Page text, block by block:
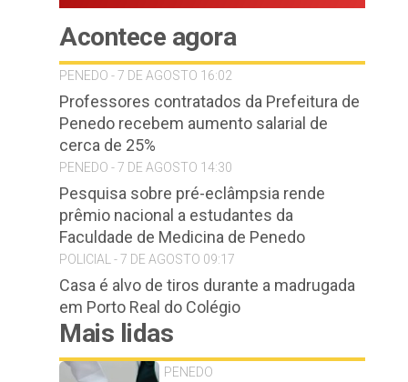
Acontece agora
PENEDO - 7 DE AGOSTO 16:02
Professores contratados da Prefeitura de
Penedo recebem aumento salarial de
cerca de 25%
PENEDO - 7 DE AGOSTO 14:30
Pesquisa sobre pré-eclâmpsia rende
prêmio nacional a estudantes da
Faculdade de Medicina de Penedo
POLICIAL - 7 DE AGOSTO 09:17
Casa é alvo de tiros durante a madrugada
em Porto Real do Colégio
Mais lidas
PENEDO